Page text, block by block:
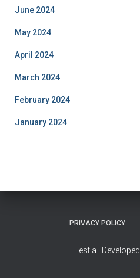
June 2024
May 2024
April 2024
March 2024
February 2024
January 2024
PRIVACY POLICY
Hestia |